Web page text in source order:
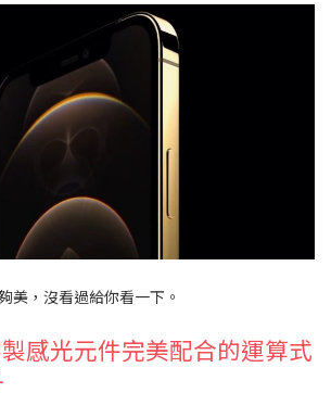
美，沒看過給你看一下。
感光元件完美配合的運算式